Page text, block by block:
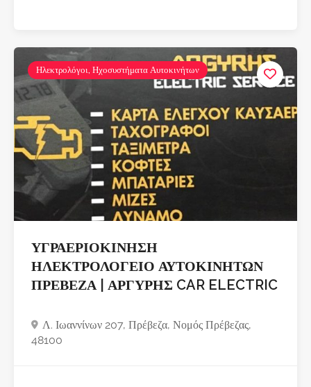
Ηλεκτρολόγοι, Ηχοσυστήματα Αυτοκινήτων
ΥΓΡΑΕΡΙΟΚΙΝΗΣΗ
ΗΛΕΚΤΡΟΛΟΓΕΙΟ ΑΥΤΟΚΙΝΗΤΩΝ
ΠΡΕΒΕΖΑ | ΑΡΓΥΡΗΣ CAR ELECTRIC
Λ. Ιωαννίνων 207, Πρέβεζα, Νομός Πρέβεζας,
48100